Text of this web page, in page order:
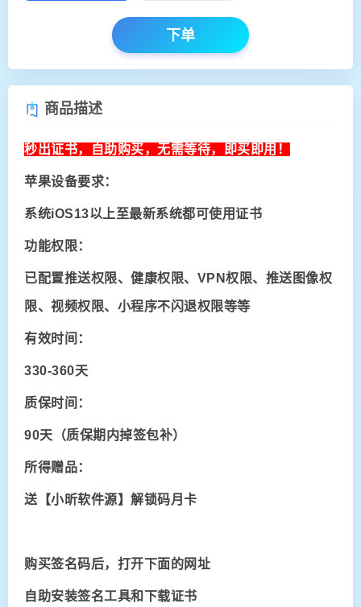
下单
商品描述
秒出证书，自助购买，无需等待，即买即用！
苹果设备要求：
系统iOS13以上至最新系统都可使用证书
功能权限：
已配置推送权限、健康权限、VPN权限、推送图像权
限、视频权限、小程序不闪退权限等等
有效时间：
330-360天
质保时间：
90天 （质保期内掉签包补）
所得赠品：
送【小昕软件源】解锁码月卡
购买签名码后，打开下面的网址
自助安装签名工具和下载证书